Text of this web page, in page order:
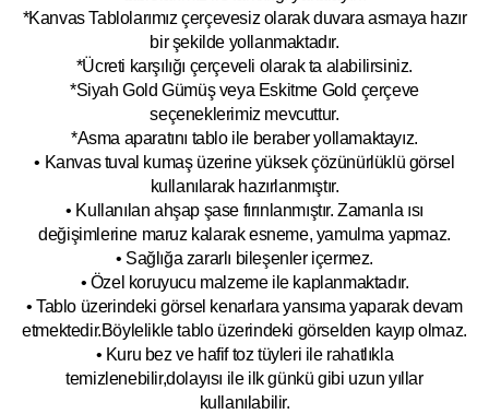
*Kanvas Tablolarımız çerçevesiz olarak duvara asmaya hazır
bir şekilde yollanmaktadır.
*Ücreti karşılığı çerçeveli olarak ta alabilirsiniz.
*Siyah Gold Gümüş veya Eskitme Gold çerçeve
seçeneklerimiz mevcuttur.
*Asma aparatını tablo ile beraber yollamaktayız.
• Kanvas tuval kumaş üzerine yüksek çözünürlüklü görsel
kullanılarak hazırlanmıştır.
• Kullanılan ahşap şase fırınlanmıştır. Zamanla ısı
değişimlerine maruz kalarak esneme, yamulma yapmaz.
• Sağlığa zararlı bileşenler içermez.
• Özel koruyucu malzeme ile kaplanmaktadır.
• Tablo üzerindeki görsel kenarlara yansıma yaparak devam
etmektedir.Böylelikle tablo üzerindeki görselden kayıp olmaz.
• Kuru bez ve hafif toz tüyleri ile rahatlıkla
temizlenebilir,dolayısı ile ilkgünkü gibi uzun yıllar
kullanılabilir.